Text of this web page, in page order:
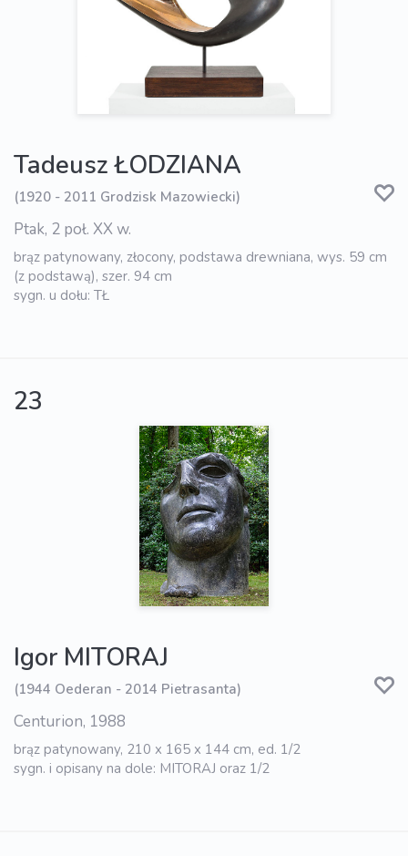
Tadeusz ŁODZIANA
(1920 - 2011 Grodzisk Mazowiecki)
Ptak, 2 poł. XX w.
brąz patynowany, złocony, podstawa drewniana, wys. 59 cm
(z podstawą), szer. 94 cm
sygn. u dołu: TŁ
23
Igor MITORAJ
(1944 Oederan - 2014 Pietrasanta)
Centurion, 1988
brąz patynowany, 210 x 165 x 144 cm, ed. 1/2
sygn. i opisany na dole: MITORAJ oraz 1/2